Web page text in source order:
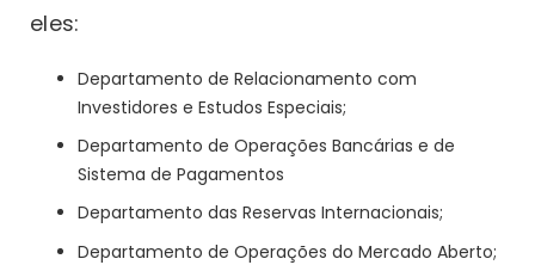
eles:
Departamento de Relacionamento com
Investidores e Estudos Especiais;
Departamento de Operações Bancárias e de
Sistema de Pagamentos
Departamento das Reservas Internacionais;
Departamento de Operações do Mercado Aberto;